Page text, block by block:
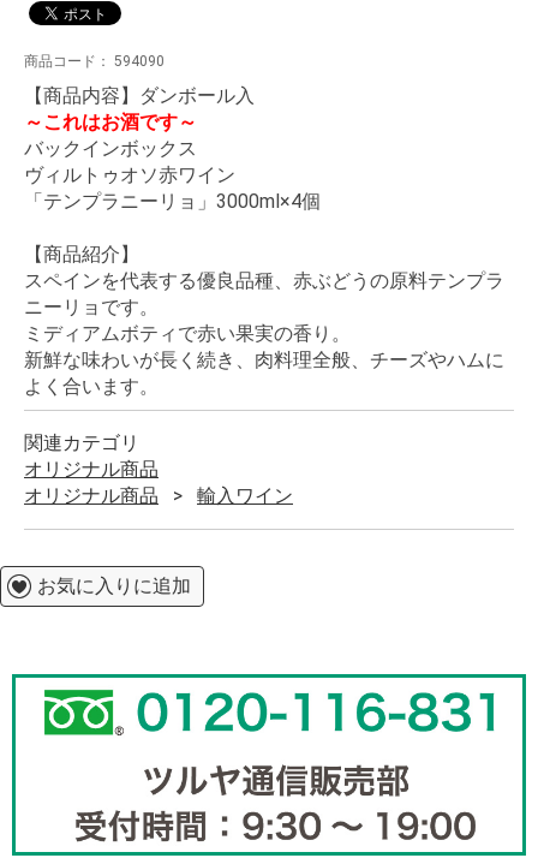
商品コード： 594090
【商品内容】ダンボール入
～これはお酒です～
バックインボックス
ヴィルトゥオソ赤ワイン
「テンプラニーリョ」3000ml×4個
【商品紹介】
スペインを代表する優良品種、赤ぶどうの原料テンプラ
ニーリョです。
ミディアムボティで赤い果実の香り。
新鮮な味わいが長く続き、肉料理全般、チーズやハムに
よく合います。
関連カテゴリ
オリジナル商品
オリジナル商品
輸入ワイン
お気に入りに追加